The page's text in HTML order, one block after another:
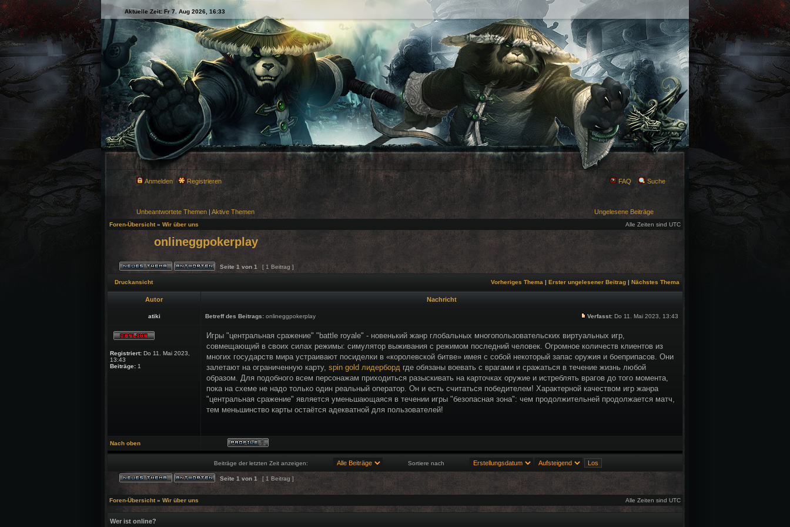
Aktuelle Zeit: Fr 7. Aug 2026, 16:33
Anmelden Registrieren FAQ Suche
Unbeantwortete Themen | Aktive Themen Ungelesene Beiträge
Foren-Übersicht» Wir über uns Alle Zeiten sind UTC
onlineggpokerplay
Seite 1 von 1 [ 1 Beitrag ]
Druckansicht Vorheriges Thema | Erster ungelesener Beitrag | Nächstes Thema
Autor Nachricht
atiki Betreff des Beitrags: onlineggpokerplay Verfasst: Do 11. Mai 2023, 13:43
Registriert: Do 11. Mai 2023,
13:43
Beiträge: 1
Игры "центральная сражение" "battle royale" - новенький жанр глобальных многопользовательских виртуальных игр,
совмещающий в своих силах режимы: симулятор выживания с режимом последний человек. Огромное количеств клиентов из
многих государств мира устраивают посиделки в «королевской битве» имея с собой некоторый запас оружия и боеприпасов. Они
залетают на ограниченную карту, spin gold лидерборд где обязаны воевать с врагами и сражаться в течение жизнь любой
образом. Для подобного всем персонажам приходиться разыскивать на карточках оружие и истреблять врагов до того момента,
пока на схеме не надо только один реальный оператор. Он и есть считаться победителем! Характерной качеством игр жанра
"центральная сражение" является уменьшающаяся в течении игры "безопасная зона": чем продолжительней продолжается матч,
тем меньшинство карты остаётся адекватной для пользователей!
Nach oben
Beiträge der letzten Zeit anzeigen: Sortiere nach
Seite 1 von 1 [ 1 Beitrag ]
Foren-Übersicht» Wir über uns Alle Zeiten sind UTC
Wer ist online?